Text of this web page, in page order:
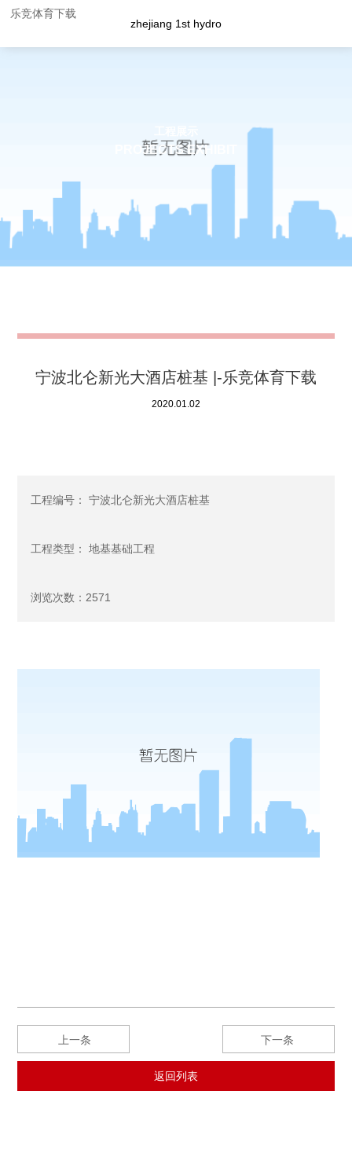
乐竞体育下载
zhejiang 1st hydro
PROJECTS EXHIBIT
宁波北仑新光大酒店桩基 |-乐竞体育下载
2020.01.02
工程编号： 宁波北仑新光大酒店桩基
工程类型： 地基基础工程
浏览次数：2571
上一条 下一条
返回列表